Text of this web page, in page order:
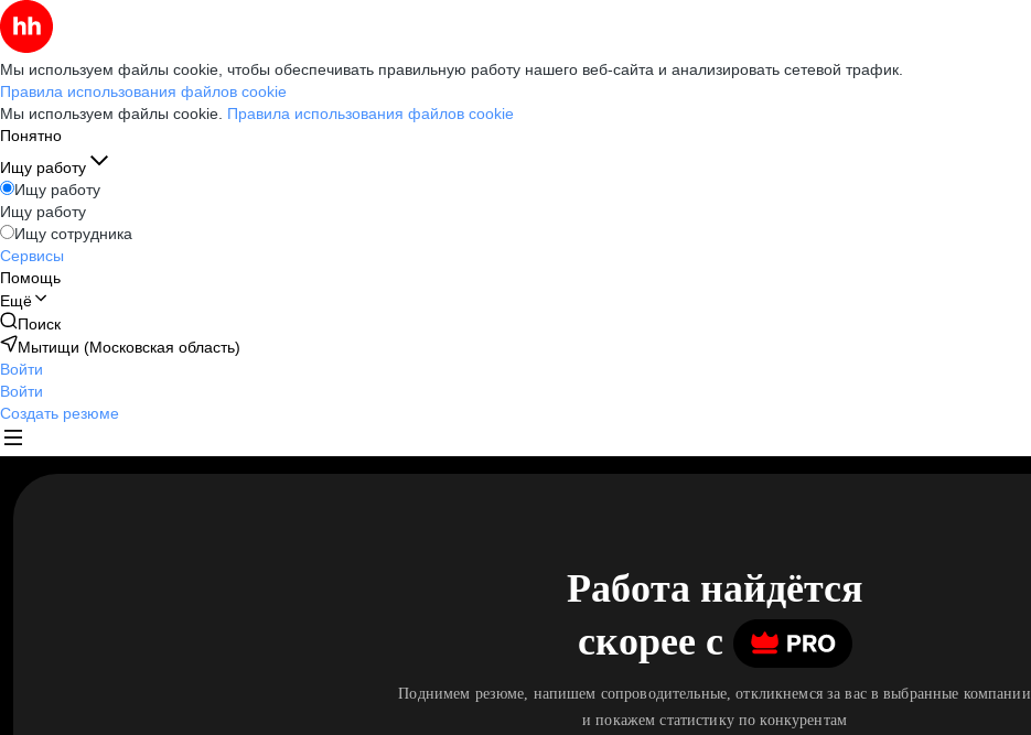
Мы используем файлы cookie, чтобы обеспечивать правильную работу нашего веб-сайта и анализировать сетевой трафик.
Правила использования файлов cookie
Мы используем файлы cookie. Правила использования файлов cookie
Понятно
Ищу работу
Ищу работу
Ищу работу
Ищу сотрудника
Сервисы
Помощь
Ещё
Поиск
Мытищи (Московская область)
Войти
Войти
Создать резюме
Работа найдётся
скорее c
Поднимем резюме, напишем сопроводительные, откликнемся за вас в выбранные компании
и покажем статистику по конкурентам